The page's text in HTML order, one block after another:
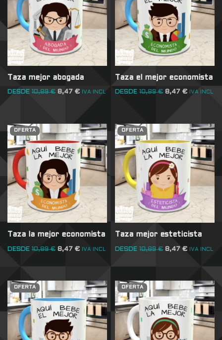
Taza mejor abogada
DESDE 10,89€ 8,47 € IVA INCL
Taza el mejor economista
DESDE 10,89€ 8,47€ IVA INCL
OFERTA
Taza la mejor economista
DESDE 10,89€ 8,47 € IVA INCL
OFERTA
Taza mejor esteticista
DESDE 10,89€ 8,47€ IVA INCL
OFERTA OFERTA